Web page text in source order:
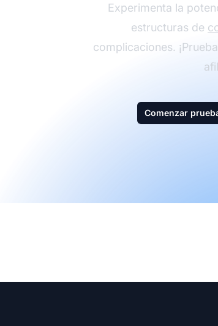
Experimenta la
estructuras de
complicaciones.
Comenzar